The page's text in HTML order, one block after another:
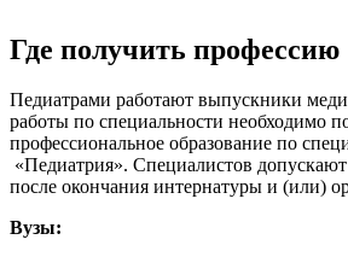
Где получить профессию
Педиатрами работают выпускники
работы по специальности необходимо
профессиональное образование по
«Педиатрия». Специалистов
после окончания интернатуры и (или)
Вузы: